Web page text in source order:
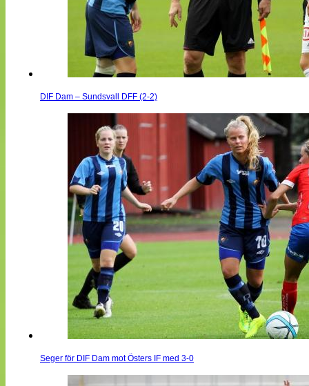
DIF Dam – Sundsvall DFF (2-2)
Seger för DIF Dam mot Östers IF med 3-0